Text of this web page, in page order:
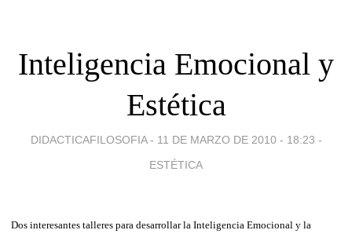
Inteligencia Emocional y
Estética
DIDACTICAFILOSOFIA - 11 DE MARZO DE 2010 - 18:23 -
ESTÉTICA
Dos interesantes talleres para desarrollar la Inteligencia Emocional y la